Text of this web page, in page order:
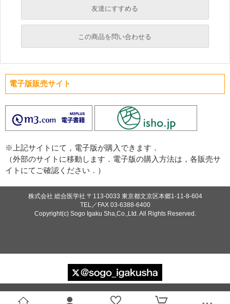
友達にすすめる
必須
この商品を問い合わせる
電子版販売サイト
※上記サイトにて，電子版が購入できます．
（外部のサイトに移動します．電子版の購入方法は，各販売サ
イトにてご確認ください．）
株式会社 総合医学社 〒113-0033 東京都文京区本郷1-11-8-604
TEL／FAX 03-6388-6400
Copyright(c) Sogo Igaku Sha,Co.,Ltd. All Rights Reserved.